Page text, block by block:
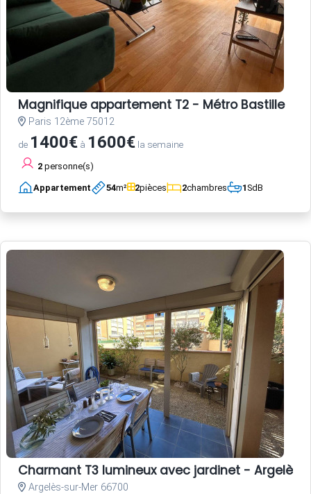
Magnifique appartement T2 - Métro Bastille
Paris 12ème 75012
de 1400€ à 1600€ la semaine
2 personne(s)
Appartement 54m² 2pièces 2chambres 1SdB
Charmant T3 lumineux avec jardinet - Argelès-
Argelès-sur-Mer 66700